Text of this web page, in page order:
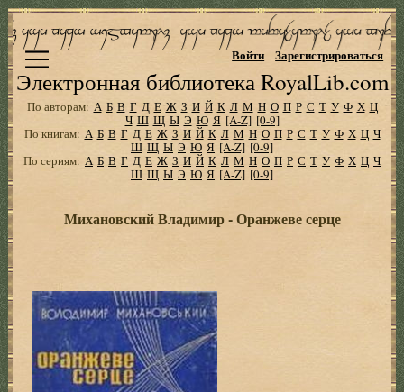
Электронная библиотека RoyalLib.com
Войти Зарегистрироваться
По авторам: А Б В Г Д Е Ж З И Й К Л М Н О П Р С Т У Ф Х Ц
Ч Ш Щ Ы Э Ю Я [A-Z] [0-9]
По книгам: А Б В Г Д Е Ж З И Й К Л М Н О П Р С Т У Ф Х Ц Ч
Ш Щ Ы Э Ю Я [A-Z] [0-9]
По сериям: А Б В Г Д Е Ж З И Й К Л М Н О П Р С Т У Ф Х Ц Ч
Ш Щ Ы Э Ю Я [A-Z] [0-9]
Михановский Владимир - Оранжеве серце